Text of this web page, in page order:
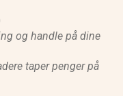
og handle på dine
taper penger på